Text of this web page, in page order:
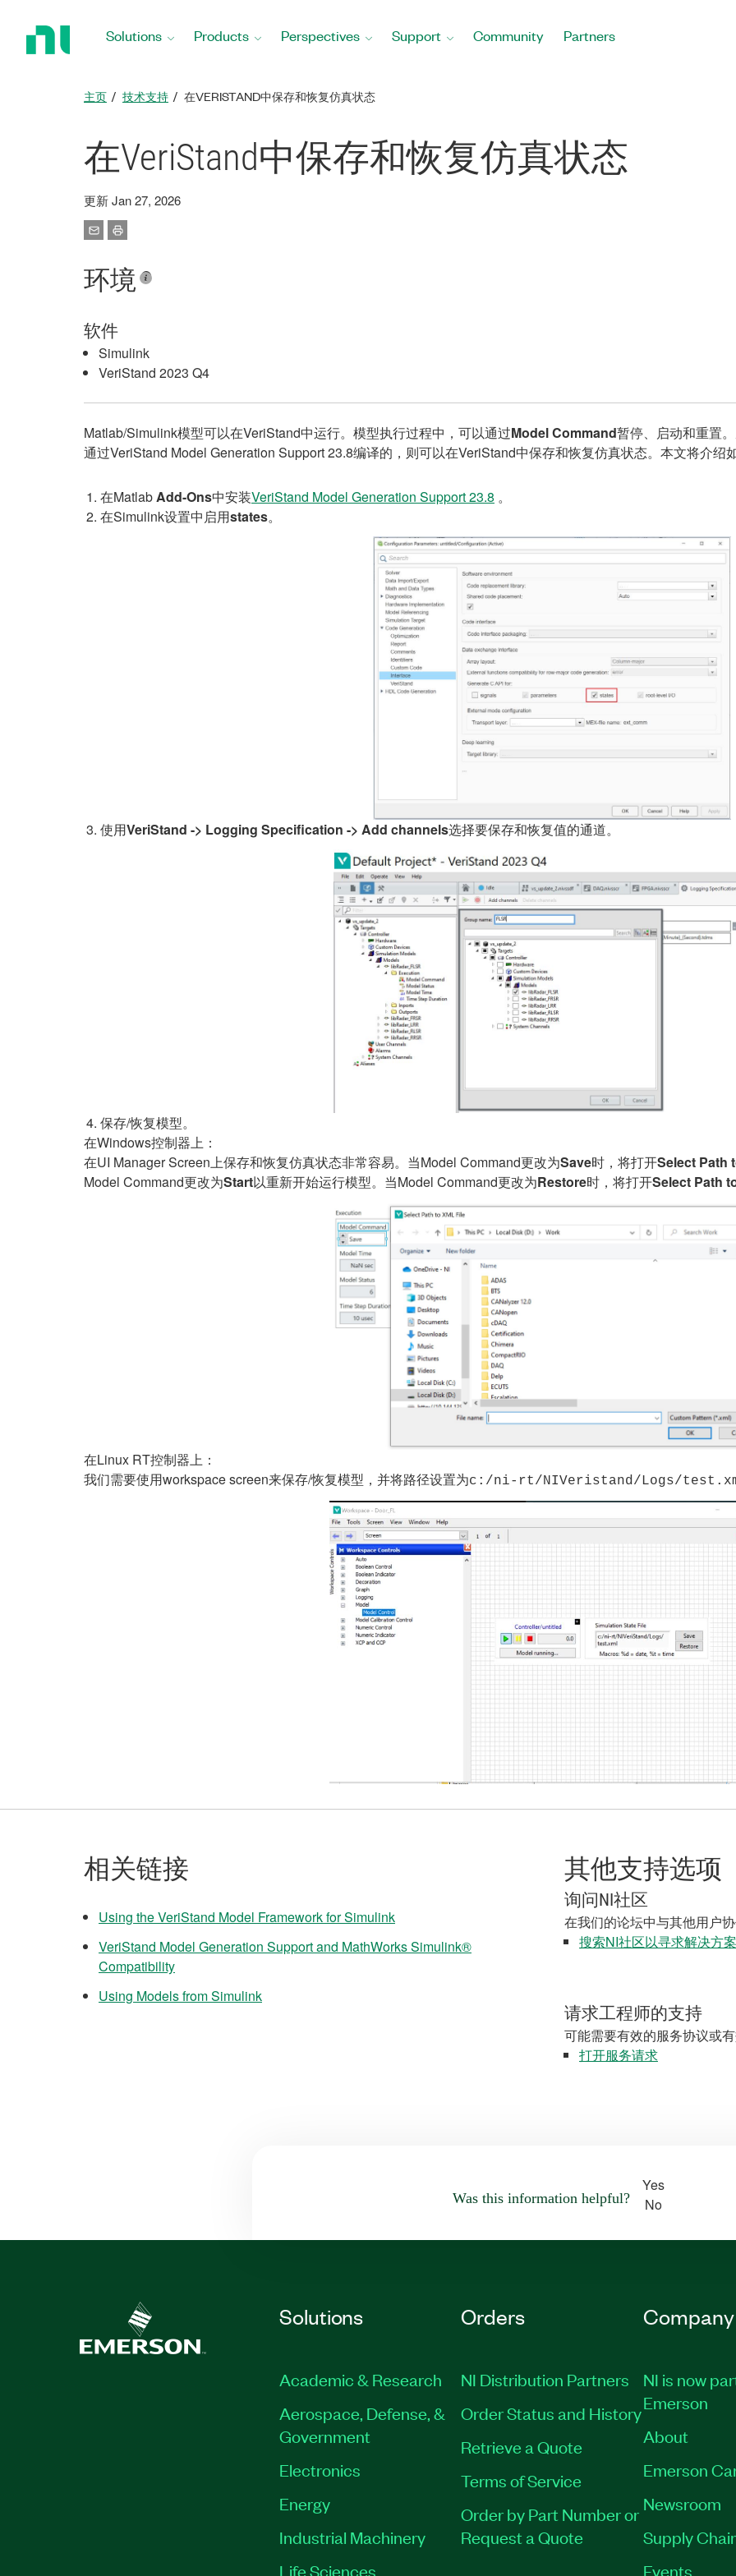
Solutions Products Perspectives Support Community Partners
主页 技术支持 在VERISTAND中保存和恢复仿真状态
在VeriStand中保存和恢复仿真状态
更新 Jan 27, 2026
环境
软件
Simulink
VeriStand 2023 Q4
Matlab/Simulink模型可以在VeriStand中运行。模型执行过程中，可以通过Model Command暂停、启动和重置
通过VeriStand Model Generation Support 23.8编译的，则可以在VeriStand中保存和恢复仿真状态。本文将介绍
在MatlabAdd-Ons中安装VeriStand Model Generation Support 23.8 。
在Simulink设置中启用states。
使用VeriStand -> Logging Specification -> Add channels选择要保存和恢复值的通道。
保存/恢复模型。
在Windows控制器上：
在UI Manager Screen上保存和恢复仿真状态非常容易。当Model Command更改为Save时，将打开Select Path
Model Command更改为Start以重新开始运行模型。当Model Command更改为Restore时，将打开Select Path
在Linux RT控制器上：
我们需要使用workspace screen来保存/恢复模型，并将路径设置为c:/ni-rt/NIVeristand/Logs/
相关链接
Using the VeriStand Model Framework for Simulink
VeriStand Model Generation Support and MathWorks Simulink®
Compatibility
Using Models from Simulink
其他支持选项
询问NI社区
在我们的论坛中与其他用户
搜索NI社区以寻求解决方案
请求工程师的支持
可能需要有效的服务协议或
打开服务请求
Was this information helpful?
Yes
No
Solutions
Academic & Research
Aerospace, Defense, &
Government
Electronics
Energy
Industrial Machinery
Life Sciences
Orders
NI Distribution Partners
Order Status and History
Retrieve a Quote
Terms of Service
Order by Part Number or
Request a Quote
Company
NI is now
Emerson
About
Emerson
Newsroom
Supply
Events